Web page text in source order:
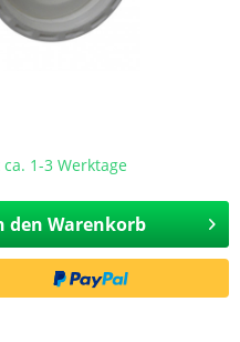
1-3 Werktage
den Warenkorb